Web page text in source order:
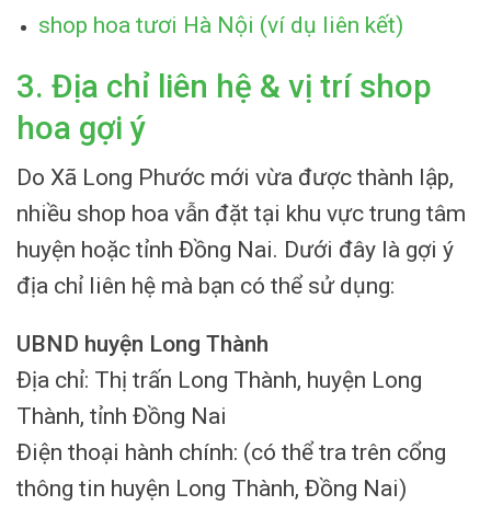
shop hoa tươi Hà Nội (ví dụ liên kết)
3. Địa chỉ liên hệ & vị trí shop
hoa gợi ý
Do Xã Long Phước mới vừa được thành lập,
nhiều shop hoa vẫn đặt tại khu vực trung tâm
huyện hoặc tỉnh Đồng Nai. Dưới đây là gợi ý
địa chỉ liên hệ mà bạn có thể sử dụng:
UBND huyện Long Thành
Địa chỉ: Thị trấn Long Thành, huyện Long
Thành, tỉnh Đồng Nai
Điện thoại hành chính: (có thể tra trên cổng
thông tin huyện Long Thành, Đồng Nai)